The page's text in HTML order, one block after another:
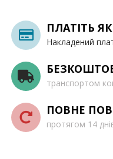
ПЛАТІТЬ
Накладений
транспортом
ПОВНЕ
протягом 14